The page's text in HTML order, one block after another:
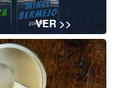
VER >>